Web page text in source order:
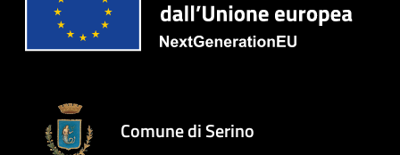
Comune di Serino